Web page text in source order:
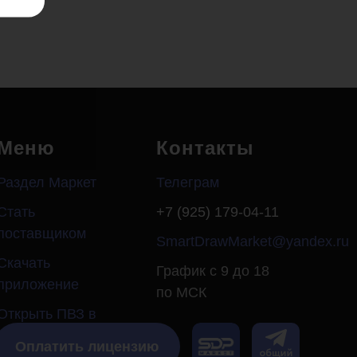
Оплатить лицензию
Маркет
ПВЗ в
Контакты
Телеграм
+7 (925) 179-04-11
SmartDrawMarket@yandex.ru
График с 9 до 18
по МСК